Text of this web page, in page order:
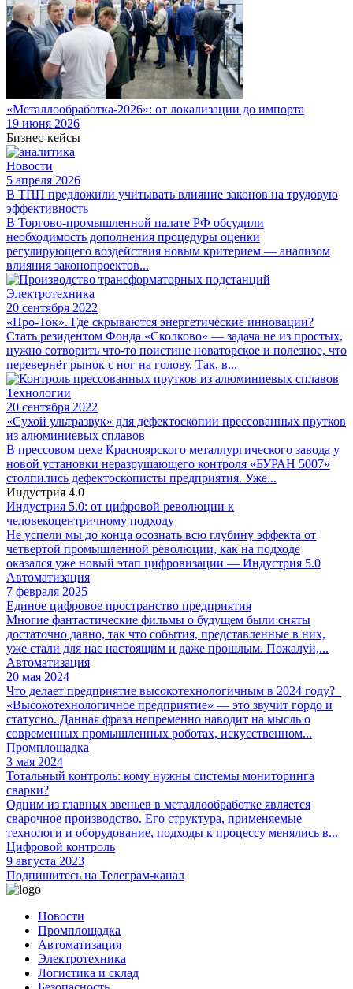
«Металлообработка-2026»: от локализации до импорта
19 июня 2026
Бизнес-кейсы
Новости
5 апреля 2026
В ТПП предложили учитывать влияние законов на трудовую
эффективность
В Торгово-промышленной палате РФ обсудили
необходимость дополнения процедуры оценки
регулирующего воздействия новым критерием — анализом
влияния законопроектов...
Электротехника
20 сентября 2022
«Про-Ток». Где скрываются энергетические инновации?
Стать резидентом Фонда «Сколково» — задача не из простых,
нужно сотворить что-то поистине новаторское и полезное, что
перевернёт рынок с ног на голову. Так, в...
Технологии
20 сентября 2022
«Сухой ультразвук» для дефектоскопии прессованных прутков
из алюминиевых сплавов
В прессовом цехе Красноярского металлургического завода у
новой установки неразрушающего контроля «БУРАН 5007»
столпились дефектоскописты предприятия. Уже...
Индустрия 4.0
Индустрия 5.0: от цифровой революции к
человекоцентричному подходу
Не успели мы до конца осознать всю глубину эффекта от
четвертой промышленной революции, как на подходе
оказался уже новый этап цифровизации — Индустрия 5.0
Автоматизация
7 февраля 2025
Единое цифровое пространство предприятия
Многие фантастические фильмы о будущем были сняты
достаточно давно, так что события, представленные в них,
уже стали для нас настоящим и даже прошлым. Пожалуй,...
Автоматизация
20 мая 2024
Что делает предприятие высокотехнологичным в 2024 году?
«Высокотехнологичное предприятие» — это звучит гордо и
статусно. Данная фраза непременно наводит на мысль о
современных промышленных роботах, искусственном...
Промплощадка
3 мая 2024
Тотальный контроль: кому нужны системы мониторинга
сварки?
Одним из главных звеньев в металлообработке является
сварочное производство. Его структура, применяемые
технологи и оборудование, подходы к процессу менялись в...
Цифровой контроль
9 августа 2023
Подпишитесь на Телеграм-канал
Новости
Промплощадка
Автоматизация
Электротехника
Логистика и склад